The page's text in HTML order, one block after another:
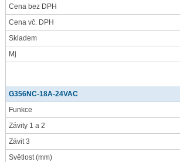
Cena bez DPH
Cena vč. DPH
Skladem
Mj
G356NC-18A-24VAC
Funkce
Závity 1 a 2
Závit 3
Světlost(mm)